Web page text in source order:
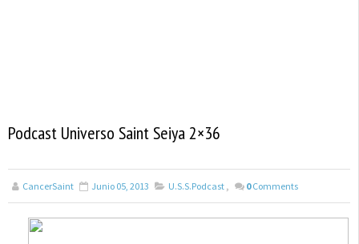
Podcast Universo Saint Seiya 2×36
CancerSaint Junio 05, 2013 U.S.S.Podcast , 0 Comments